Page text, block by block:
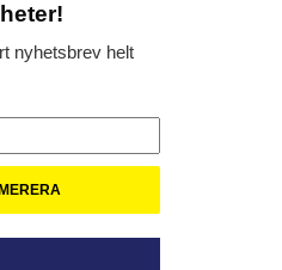
nyhetsbrev helt